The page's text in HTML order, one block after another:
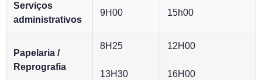
Serviços
administrativos
9H00 15h00
Papelaria /
Reprografia
8H25
13H30
12H00
16H00